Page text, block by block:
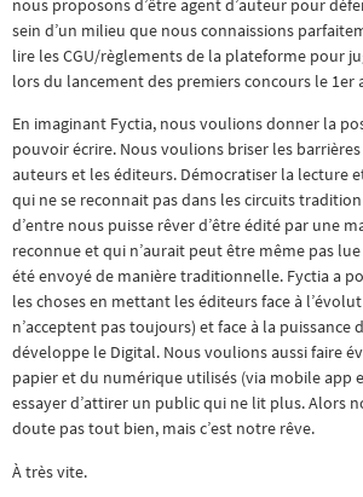
nous proposons d’être agent d’auteur pour
sein d’un milieu que nous connaissions
lire les CGU/règlements de la plateforme pour
lors du lancement des premiers concours le 1er
En imaginant Fyctia, nous voulions donner la
pouvoir écrire. Nous voulions briser les
auteurs et les éditeurs. Démocratiser la lecture
qui ne se reconnait pas dans les circuits
d’entre nous puisse rêver d’être édité par une
reconnue et qui n’aurait peut être même pas
été envoyé de manière traditionnelle. Fyctia a
les choses en mettant les éditeurs face à
n’acceptent pas toujours) et face à la
développe le Digital. Nous voulions aussi faire
papier et du numérique utilisés (via mobile app
essayer d’attirer un public qui ne lit plus. Alors
doute pas tout bien, mais c’est notre rêve.
À très vite.